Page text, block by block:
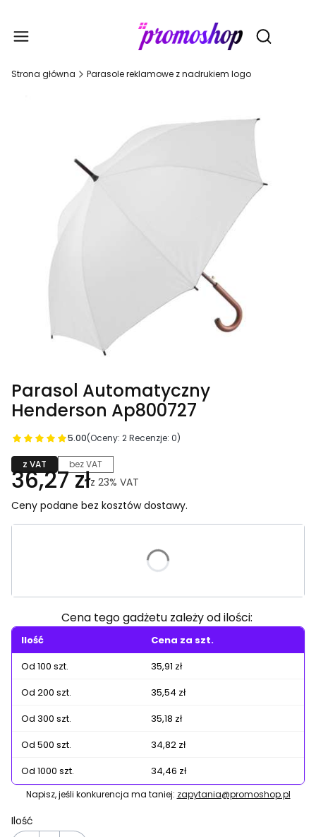
Otwórz
Strona główna Parasole reklamowe z nadrukiem logo
Parasol Automatyczny
Henderson Ap800727
5.00(Oceny: 2 Recenzje: 0)
z VAT bez VAT
36,27 złz 23% VAT
Ceny podane bez kosztów dostawy.
Poszczególne warianty mogą różnić się ceną
Cena tego gadżetu zależy od ilości:
Ilość
Cena za szt.
Od 100 szt.
35,91 zł
Od 200 szt.
35,54 zł
Od 300 szt.
35,18 zł
Od 500 szt.
34,82 zł
Od 1000 szt.
34,46 zł
Napisz, jeśli konkurencja ma taniej: zapytania@promoshop.pl
Ilość